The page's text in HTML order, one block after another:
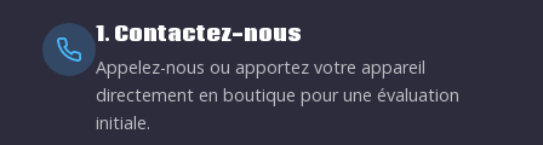
1. Contactez-nous
Appelez-nous ou apportez votre appareil
directement en boutique pour une évaluation
initiale.